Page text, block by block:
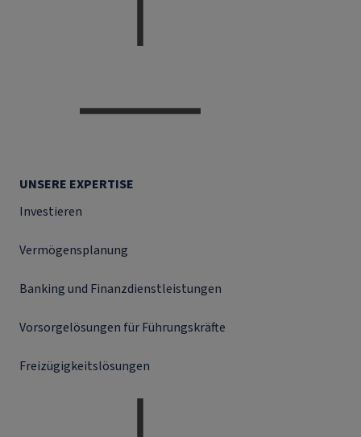
UNSERE EXPERTISE
Investieren
Vermögensplanung
Banking und Finanzdienstleistungen
Vorsorgelösungen für Führungskräfte
Freizügigkeitslösungen